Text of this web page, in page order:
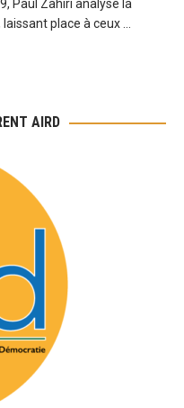
Paul Zahiri analyse la
place à ceux ...
AIRD